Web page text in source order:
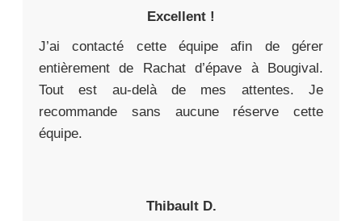
Excellent !
J’ai contacté cette équipe afin de gérer
entièrement de Rachat d’épave à Bougival.
Tout est au-delà de mes attentes. Je
recommande sans aucune réserve cette
équipe.
Thibault D.